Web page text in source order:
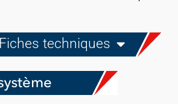
Fiches techniques